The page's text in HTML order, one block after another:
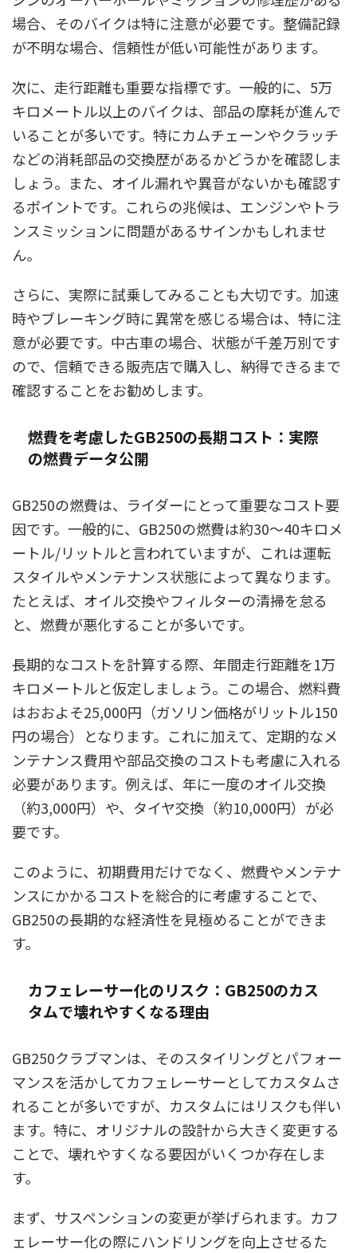
場合、そのバイクは特に注意が必要です。整備記録
が不明な場合、信頼性が低い可能性があります。
次に、走行距離も重要な指標です。一般的に、5万
キロメートル以上のバイクは、部品の摩耗が進んで
いることが多いです。特にカムチェーンやクラッチ
などの消耗部品の交換歴があるかどうかを確認しま
しょう。また、オイル漏れや異音がないかも確認す
るポイントです。これらの兆候は、エンジンやトラ
ンスミッションに問題があるサインかもしれませ
ん。
さらに、実際に試乗してみることも大切です。加速
時やブレーキング時に異常を感じる場合は、特に注
意が必要です。中古車の場合、状態が千差万別です
ので、信頼できる販売店で購入し、納得できるまで
確認することをお勧めします。
燃費を考慮したGB250の長期コスト：実際
の燃費データ公開
GB250の燃費は、ライダーにとって重要なコスト要
因です。一般的に、GB250の燃費は約30～40キロメ
ートル/リットルと言われていますが、これは運転
スタイルやメンテナンス状態によって異なります。
たとえば、オイル交換やフィルターの清掃を怠る
と、燃費が悪化することが多いです。
長期的なコストを計算する際、年間走行距離を1万
キロメートルと仮定しましょう。この場合、燃料費
はおおよそ25,000円（ガソリン価格がリットル150
円の場合）となります。これに加えて、定期的なメ
ンテナンス費用や部品交換のコストも考慮に入れる
必要があります。例えば、年に一度のオイル交換
（約3,000円）や、タイヤ交換（約10,000円）が必
要です。
このように、初期費用だけでなく、燃費やメンテナ
ンスにかかるコストを総合的に考慮することで、
GB250の長期的な経済性を見極めることができま
す。
カフェレーサー化のリスク：GB250のカス
タムで壊れやすくなる理由
GB250クラブマンは、そのスタイリングとパフォー
マンスを活かしてカフェレーサーとしてカスタムさ
れることが多いですが、カスタムにはリスクも伴い
ます。特に、オリジナルの設計から大きく変更する
ことで、壊れやすくなる要因がいくつか存在しま
す。
まず、サスペンションの変更が挙げられます。カフ
ェレーサー化の際にハンドリングを向上させるた